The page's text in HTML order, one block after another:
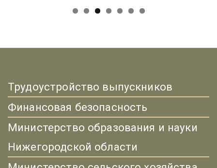
Трудоустройство выпускников
Финансовая безопасность
Министерство образования и науки
Нижегородской области